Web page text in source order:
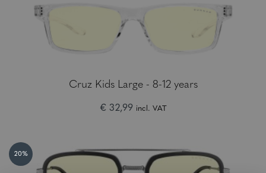
Cruz Kids Large - 8-12 years
€ 32,99 incl. VAT
20%